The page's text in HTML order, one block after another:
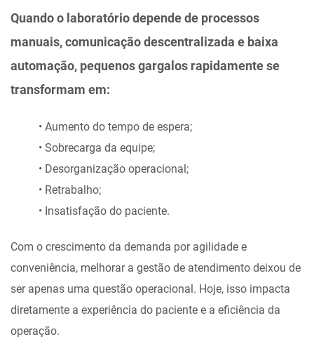
Quando o laboratório depende de processos
manuais, comunicação descentralizada e baixa
automação, pequenos gargalos rapidamente se
transformam em:
• Aumento do tempo de espera;
• Sobrecarga da equipe;
• Desorganização operacional;
• Retrabalho;
• Insatisfação do paciente.
Com o crescimento da demanda por agilidade e
conveniência, melhorar a gestão de atendimento deixou de
ser apenas uma questão operacional. Hoje, isso impacta
diretamente a experiência do paciente e a eficiência da
operação.